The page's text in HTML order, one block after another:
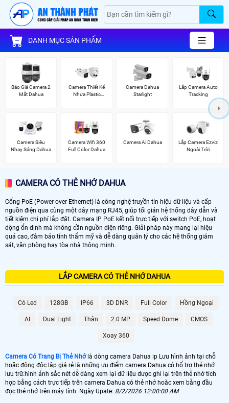
DANH MỤC SẢN PHẨM
Báo Giá Camera 2
Mắt Dahua
Camera Thiết Kế
Nhựa Plastic
Camera Dahua
Starlight
Lắp Camera Auto
Tracking
Camera Siêu
Nhạy Sáng Dahua
Camera Wifi 360
Full Color Dahua
Camera Ai Dahua
Lắp Camera Ezviz
Ngoài Trời
CAMERA CÓ THẺ NHỚ DAHUA
Cổng PoE (Power over Ethernet) là công nghệ truyền tín hiệu dữ liệu và cấp
nguồn điện qua cùng một dây mạng RJ45, giúp tối giản hệ thống dây dẫn và
tiết kiệm chi phí lắp đặt. Camera IP PoE kết nối trực tiếp với switch PoE, hoạt
động ổn định mà không cần nguồn điện riêng. Giải pháp này mang lại hiệu
quả cao, đảm bảo tính thẩm mỹ và dễ dàng quản lý cho các hệ thống giám
sát, văn phòng hay tòa nhà thông minh.
LẮP CAMERA CÓ THẺ NHỚ DAHUA
Có Led 128GB IP66 3D DNR Full Color Hồng Ngoại
AI Dual Light Thân 2.0 MP Speed Dome CMOS
Xoay 360
Camera Có Trang Bị Thẻ Nhớlà dòng camera Dahua ip Lưu hình ảnh tại chỗ
hoặc động độc lập giá rẻ là những ưu điểm camera Dahua có hổ trợ thẻ nhớ
lưu trữ.hình ảnh sắc nét dễ dàng xem lại dữ liệu được ghi lại trên thẻ nhớ tích
hợp bằng cách trực tiếp trên camera Dahua có thẻ nhớ hoăc xem bằng đầu
đọc thẻ nhớ trên máy tính. Ngày Upate: 8/2/2026 12:00:00 AM